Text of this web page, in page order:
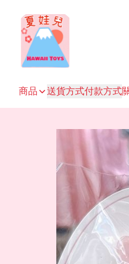
商品 送貨方式付款方式